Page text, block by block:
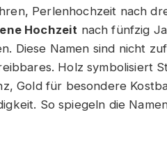
Perlenhochzeit nach
Hochzeit nach fünfzig
Diese Namen sind nicht
Holz symbolisiert
Gold für besondere
So spiegeln die